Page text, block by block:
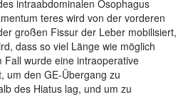
intraabdominalen Ösophagus
teres wird von der vorderen
großen Fissur der Leber mobilisiert,
dass so viel Länge wie möglich
wurde eine intraoperative
um den GE-Übergang zu
des Hiatus lag, und um zu